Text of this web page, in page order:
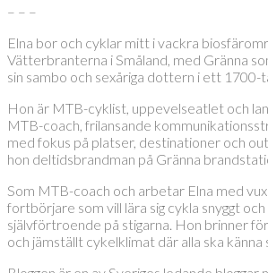
– – –
Elna bor och cyklar mitt i vackra
Vätterbranterna i Småland, med Gränna
sin sambo och sexåriga dottern i ett 1700-
Hon är MTB-cyklist, uppevelseatlet och
MTB-coach, frilansande
med fokus på platser, destinationer och
hon deltidsbrandman på Gränna
Som MTB-coach och arbetar Elna med
fortbörjare som vill lära sig cykla snyggt
självförtroende på stigarna. Hon brinner
och jämställt cykelklimat där alla ska känna